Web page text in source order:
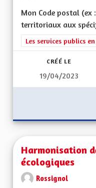
Mon Code postal
territoriaux aux
Filtrer les résultats
Les services publics
CRÉÉ LE
19/04/2023
Harmonisation
écologiques
Rossignol